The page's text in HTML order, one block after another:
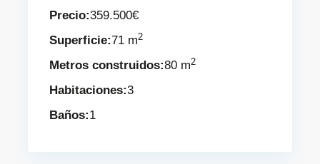
Precio:359.500€
Superficie:71 m2
Metros construidos:80 m2
Habitaciones:3
Baños:1